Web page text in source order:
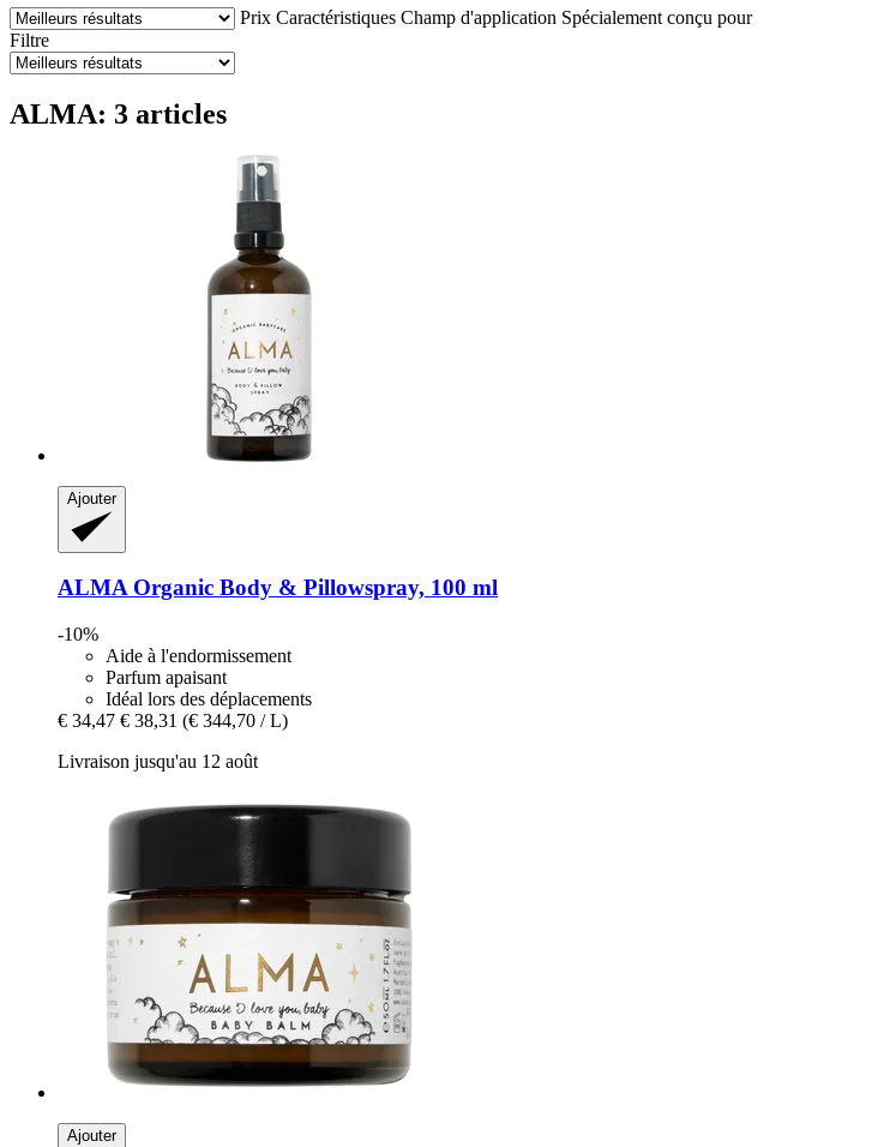
Prix Caractéristiques Champ d'application Spécialement conçu pour
Filtre
ALMA: 3 articles
Ajouter
ALMAOrganic Body & Pillowspray, 100 ml
-10%
Aide à l'endormissement
Parfum apaisant
Idéal lors des déplacements
€ 34,47 € 38,31 (€ 344,70 / L)
Livraison jusqu'au 12 août
Ajouter